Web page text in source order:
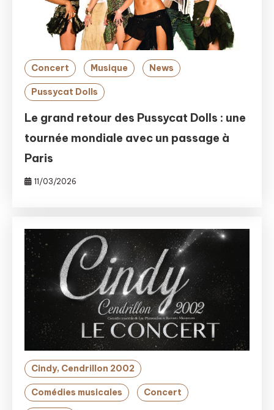
Concert Musique News
Pussycat Dolls
Le grand retour des Pussycat Dolls : une
tournée mondiale avec un passage à
Paris
11/03/2026
Cindy, Cendrillon 2002
Comédies musicales Concert